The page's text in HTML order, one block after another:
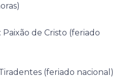
Paixão de Cristo (feriado
(feriado nacional)